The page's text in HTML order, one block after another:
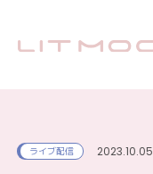
ライブ配信 2023.10.05